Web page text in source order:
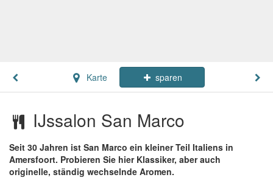
Karte sparen
IJssalon San Marco
Seit 30 Jahren ist San Marco ein kleiner Teil Italiens in
Amersfoort. Probieren Sie hier Klassiker, aber auch
originelle, ständig wechselnde Aromen.